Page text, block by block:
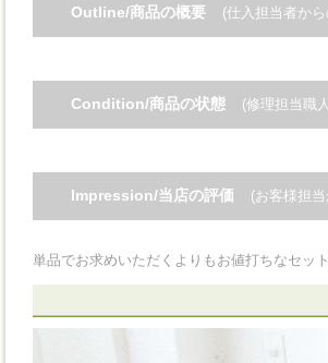
Outline/商品の概要 (仕入担当者か
Condition/商品の状態 (修理担当職
Impression/当店の評価 (お客様担
単品でお求めいただくよりもお値打ちなセット